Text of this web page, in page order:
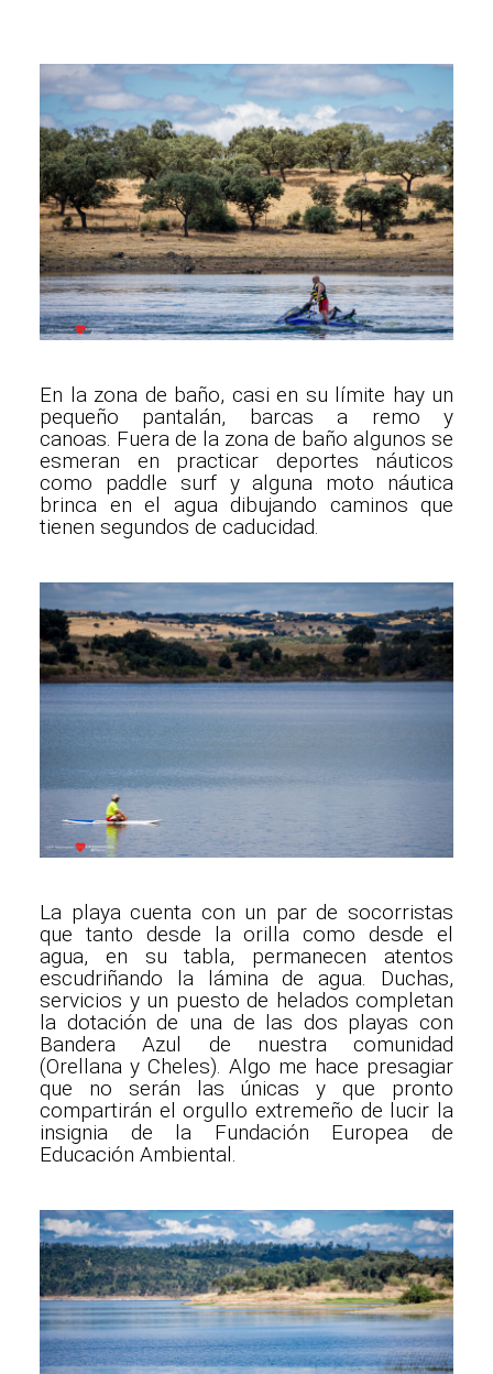
En la zona de baño, casi en su límite hay un
pequeño pantalán, barcas a remo y
canoas. Fuera de la zona de baño algunos se
esmeran en practicar deportes náuticos
como paddle surf y alguna moto náutica
brinca en el agua dibujando caminos que
tienen segundos de caducidad.
La playa cuenta con un par de socorristas
que tanto desde la orilla como desde el
agua, en su tabla, permanecen atentos
escudriñando la lámina de agua. Duchas,
servicios y un puesto de helados completan
la dotación de una de las dos playas con
Bandera Azul de nuestra comunidad
(Orellana y Cheles). Algo me hace presagiar
que no serán las únicas y que pronto
compartirán el orgullo extremeño de lucir la
insignia de la Fundación Europea de
Educación Ambiental.